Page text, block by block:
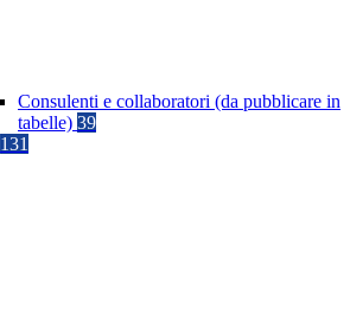
Consulenti e collaboratori (da pubblicare in
tabelle) 39
131